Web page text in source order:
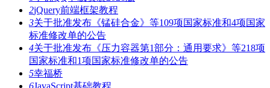
2jQuery前端框架教程
3关于批准发布《锰硅合金》等109项国家标准和4项国家
标准修改单的公告
4关于批准发布《压力容器第1部分：通用要求》等218项
国家标准和1项国家标准修改单的公告
5幸福桥
6JavaScript基础教程